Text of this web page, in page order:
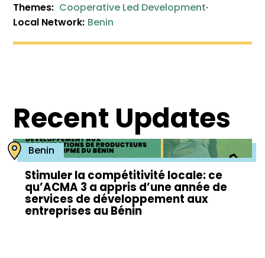
Themes: Cooperative Led Development·
Local Network: Benin
Recent Updates
Benin
Stimuler la compétitivité locale: ce
qu’ACMA 3 a appris d’une année de
services de développement aux
entreprises au Bénin